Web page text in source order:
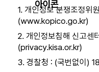
1. 개인정보 분쟁조정
(www.kopico.go.kr)
2. 개인정보침해 신고센
(privacy.kisa.or.kr)
3. 경찰청 : (국번없이)